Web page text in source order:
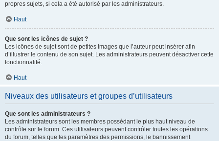
propres sujets, si cela a été autorisé par les administrateurs.
Haut
Que sont les icônes de sujet ?
Les icônes de sujet sont de petites images que l’auteur peut insérer afin
d’illustrer le contenu de son sujet. Les administrateurs peuvent désactiver cette
fonctionnalité.
Haut
Niveaux des utilisateurs et groupes d’utilisateurs
Que sont les administrateurs ?
Les administrateurs sont les membres possédant le plus haut niveau de
contrôle sur le forum. Ces utilisateurs peuvent contrôler toutes les opérations
du forum, telles que les paramètres des permissions, le bannissement